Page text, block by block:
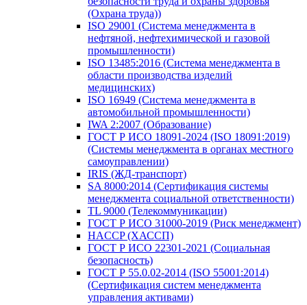
(Охрана труда))
ISO 29001 (Система менеджмента в
нефтяной, нефтехимической и газовой
промышленности)
ISO 13485:2016 (Система менеджмента в
области производства изделий
медицинских)
ISO 16949 (Система менеджмента в
автомобильной промышленности)
IWA 2:2007 (Образование)
ГОСТ Р ИСО 18091-2024 (ISO 18091:2019)
(Системы менеджмента в органах местного
самоуправлении)
IRIS (ЖД-транспорт)
SA 8000:2014 (Сертификация системы
менеджмента социальной ответственности)
TL 9000 (Телекоммуникации)
ГОСТ Р ИСО 31000-2019 (Риск менеджмент)
HACCP (ХАССП)
ГОСТ Р ИСО 22301-2021 (Социальная
безопасность)
ГОСТ Р 55.0.02-2014 (ISO 55001:2014)
(Сертификация систем менеджмента
управления активами)